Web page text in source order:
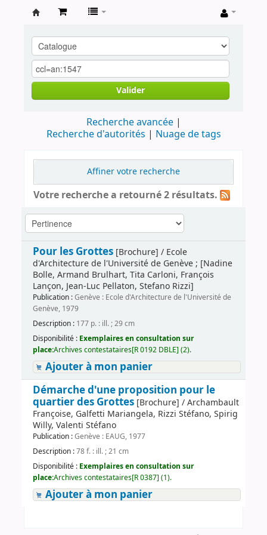
contestataires
Valider
Recherche avancée
Recherche d'autorités
Nuage de tags
Affiner votre recherche
Votre recherche a retourné 2 résultats.
Pour les Grottes[Brochure] / Ecole
d'Architecture de l'Université de Genève ; [Nadine
Bolle, Armand Brulhart, Tita Carloni, François
Lançon, Jean-Luc Pellaton, Stefano Rizzi]
Publication :Genève : Ecole d'Architecture de l'Université de
Genève, 1979
Description : 177 p. : ill. ; 29 cm
Disponibilité : Exemplaires en consultation sur
place:Archives contestataires[R 0192 DBLE] (2).
Ajouter à mon panier
Démarche d'une proposition pour le
quartier des Grottes[Brochure] / Archambault
Françoise, Galfetti Mariangela, Rizzi Stéfano, Spirig
Willy, Valenti Stéfano
Publication :Genève : EAUG, 1977
Description :78 f. : ill. ; 21 cm
Disponibilité : Exemplaires en consultation sur
place:Archives contestataires[R 0387] (1).
Ajouter à mon panier